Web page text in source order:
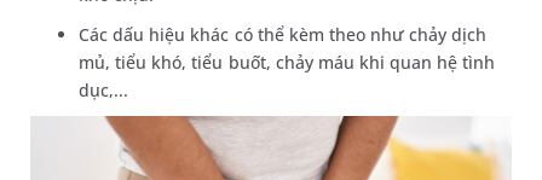
Các dấu hiệu khác có thể kèm theo như chảy dịch
mủ, tiểu khó, tiểu buốt, chảy máu khi quan hệ tình
dục,...